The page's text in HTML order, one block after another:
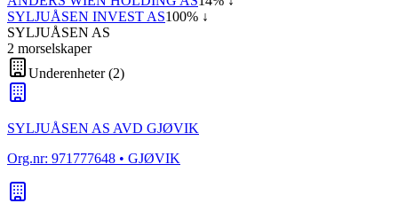
SYLJUÅSEN INVEST AS100% ↓
SYLJUÅSEN AS
2 morselskaper
Underenheter(2)
SYLJUÅSEN AS AVD GJØVIK
Org.nr: 971777648 • GJØVIK